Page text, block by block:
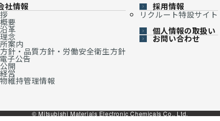
社情報
要
革
念
案内
針・品質方針・労働安全衛生方針
子公告
開
営
維持管理情報
採用情報
リクルート特設サイト
個人情報の取扱い
お問い合わせ
© Mitsubishi Materials Electronic Chemicals Co., Ltd.